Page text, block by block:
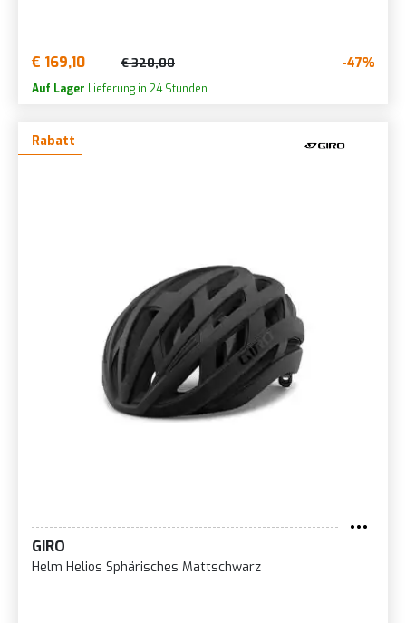
€ 169,10 € 320,00 -47%
Auf Lager Lieferung in 24 Stunden
Rabatt
GIRO
Helm Helios Sphärisches Mattschwarz